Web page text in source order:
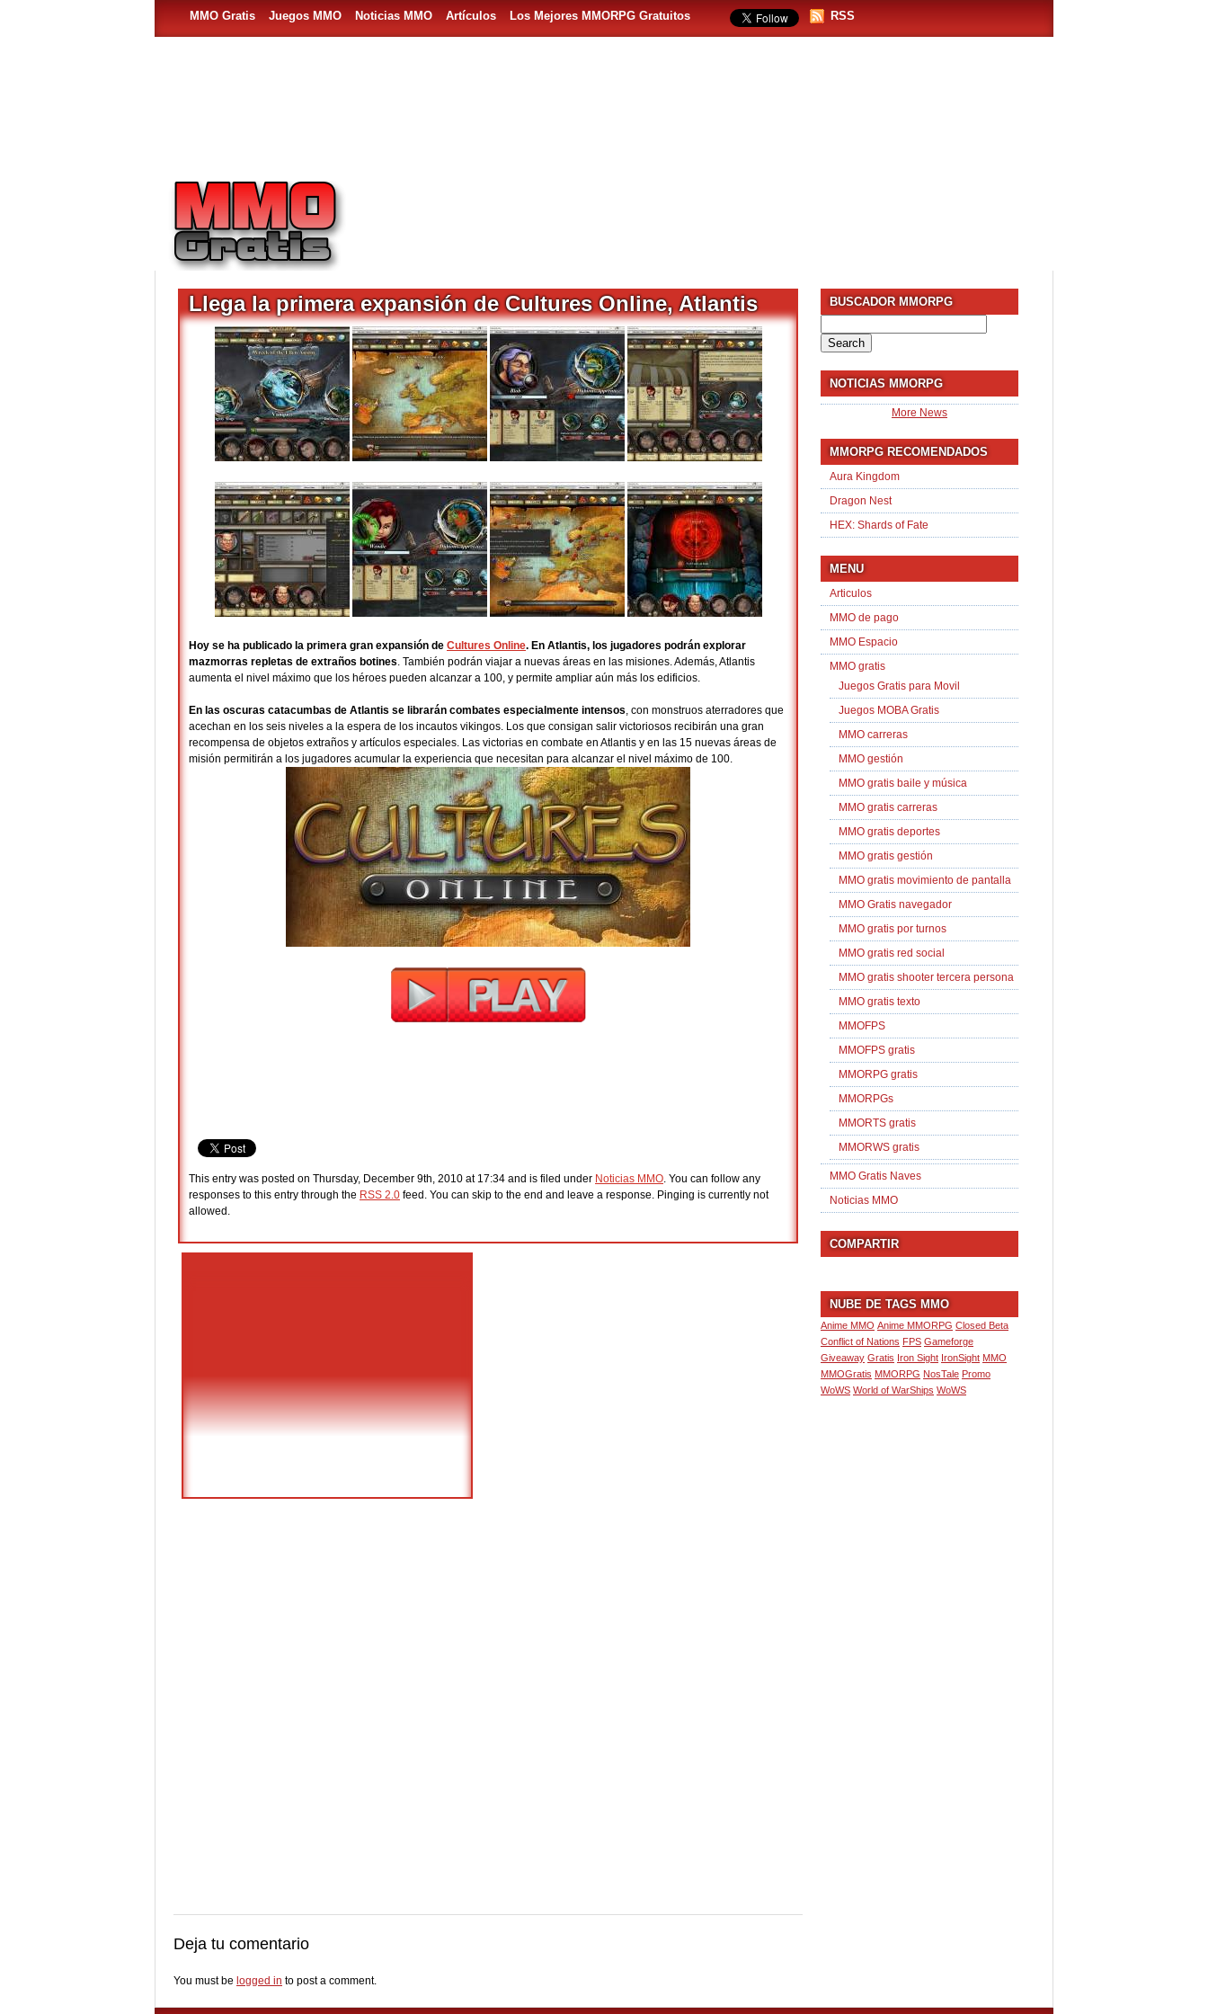
MMO Gratis Juegos MMO Noticias MMO Artículos Los Mejores MMORPG Gratuitos RSS
Llega la primera expansión de Cultures Online, Atlantis
Hoy se ha publicado la primera gran expansión de Cultures Online. En Atlantis, los jugadores podrán explorar
mazmorras repletas de extraños botines. También podrán viajar a nuevas áreas en las misiones. Además, Atlantis
aumenta el nivel máximo que los héroes pueden alcanzar a 100, y permite ampliar aún más los edificios.
En las oscuras catacumbas de Atlantis se librarán combates especialmente intensos, con monstruos aterradores que
acechan en los seis niveles a la espera de los incautos vikingos. Los que consigan salir victoriosos recibirán una gran
recompensa de objetos extraños y artículos especiales. Las victorias en combate en Atlantis y en las 15 nuevas áreas de
misión permitirán a los jugadores acumular la experiencia que necesitan para alcanzar el nivel máximo de 100.
This entry was posted on Thursday, December 9th, 2010 at 17:34 and is filed under Noticias MMO. You can follow any
responses to this entry through the RSS 2.0 feed. You can skip to the end and leave a response. Pinging is currently not
allowed.
Deja tu comentario
You must be logged in to post a comment.
BUSCADOR MMORPG
for:
NOTICIAS MMORPG
More News
MMORPG RECOMENDADOS
Aura Kingdom
Dragon Nest
HEX: Shards of Fate
MENU
Articulos
MMO de pago
MMO Espacio
MMO gratis
Juegos Gratis para Movil
Juegos MOBA Gratis
MMO carreras
MMO gestión
MMO gratis baile y música
MMO gratis carreras
MMO gratis deportes
MMO gratis gestión
MMO gratis movimiento de pantalla
MMO Gratis navegador
MMO gratis por turnos
MMO gratis red social
MMO gratis shooter tercera persona
MMO gratis texto
MMOFPS
MMOFPS gratis
MMORPG gratis
MMORPGs
MMORTS gratis
MMORWS gratis
MMO Gratis Naves
Noticias MMO
COMPARTIR
NUBE DE TAGS MMO
Anime MMO Anime MMORPG Closed Beta
Conflict of Nations FPS Gameforge
Giveaway Gratis Iron Sight IronSight MMO
MMOGratis MMORPG NosTale Promo
WoWS World of WarShips WoWS